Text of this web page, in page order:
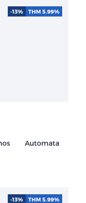
Automata
-13% THM 5.99%
-13% THM 5.99%